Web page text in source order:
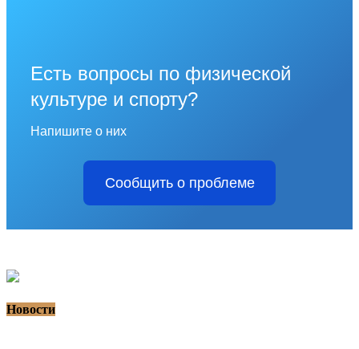
Есть вопросы по физической
культуре и спорту?
Напишите о них
Сообщить о проблеме
Новости